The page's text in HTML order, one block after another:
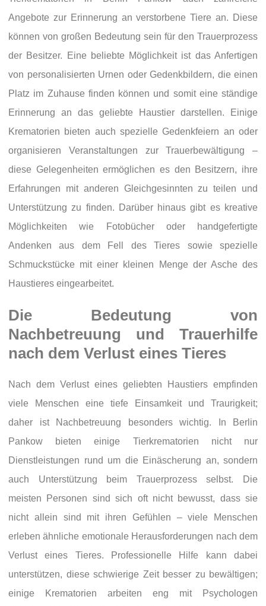
Angebote zur Erinnerung an verstorbene Tiere an. Diese
können von großen Bedeutung sein für den Trauerprozess
der Besitzer. Eine beliebte Möglichkeit ist das Anfertigen
von personalisierten Urnen oder Gedenkbildern, die einen
Platz im Zuhause finden können und somit eine ständige
Erinnerung an das geliebte Haustier darstellen. Einige
Krematorien bieten auch spezielle Gedenkfeiern an oder
organisieren Veranstaltungen zur Trauerbewältigung –
diese Gelegenheiten ermöglichen es den Besitzern, ihre
Erfahrungen mit anderen Gleichgesinnten zu teilen und
Unterstützung zu finden. Darüber hinaus gibt es kreative
Möglichkeiten wie Fotobücher oder handgefertigte
Andenken aus dem Fell des Tieres sowie spezielle
Schmuckstücke mit einer kleinen Menge der Asche des
Haustieres eingearbeitet.
Die Bedeutung von
Nachbetreuung und Trauerhilfe
nach dem Verlust eines Tieres
Nach dem Verlust eines geliebten Haustiers empfinden
viele Menschen eine tiefe Einsamkeit und Traurigkeit;
daher ist Nachbetreuung besonders wichtig. In Berlin
Pankow bieten einige Tierkrematorien nicht nur
Dienstleistungen rund um die Einäscherung an, sondern
auch Unterstützung beim Trauerprozess selbst. Die
meisten Personen sind sich oft nicht bewusst, dass sie
nicht allein sind mit ihren Gefühlen – viele Menschen
erleben ähnliche emotionale Herausforderungen nach dem
Verlust eines Tieres. Professionelle Hilfe kann dabei
unterstützen, diese schwierige Zeit besser zu bewältigen;
einige Krematorien arbeiten eng mit Psychologen